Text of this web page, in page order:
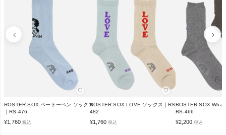
♡
ROSTER SOX ベートーベン ソックス
｜RS-476
¥1,760 税込
♡
ROSTER SOX LOVE ソックス｜RS-
482
¥1,760 税込
ROSTER SOX
RS-466
¥2,200 税込